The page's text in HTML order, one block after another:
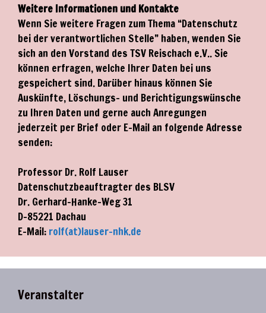
Weitere Informationen und Kontakte
Wenn Sie weitere Fragen zum Thema “Datenschutz
bei der verantwortlichen Stelle” haben, wenden Sie
sich an den Vorstand des TSV Reischach e.V.. Sie
können erfragen, welche Ihrer Daten bei uns
gespeichert sind. Darüber hinaus können Sie
Auskünfte, Löschungs- und Berichtigungswünsche
zu Ihren Daten und gerne auch Anregungen
jederzeit per Brief oder E-Mail an folgende Adresse
senden:
Professor Dr. Rolf Lauser
Datenschutzbeauftragter des BLSV
Dr. Gerhard-Hanke-Weg 31
D-85221 Dachau
E-Mail: rolf(at)lauser-nhk.de
Veranstalter